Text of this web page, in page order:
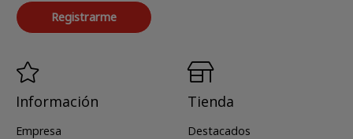
Registrarme
Información
Empresa
Tienda
Destacados